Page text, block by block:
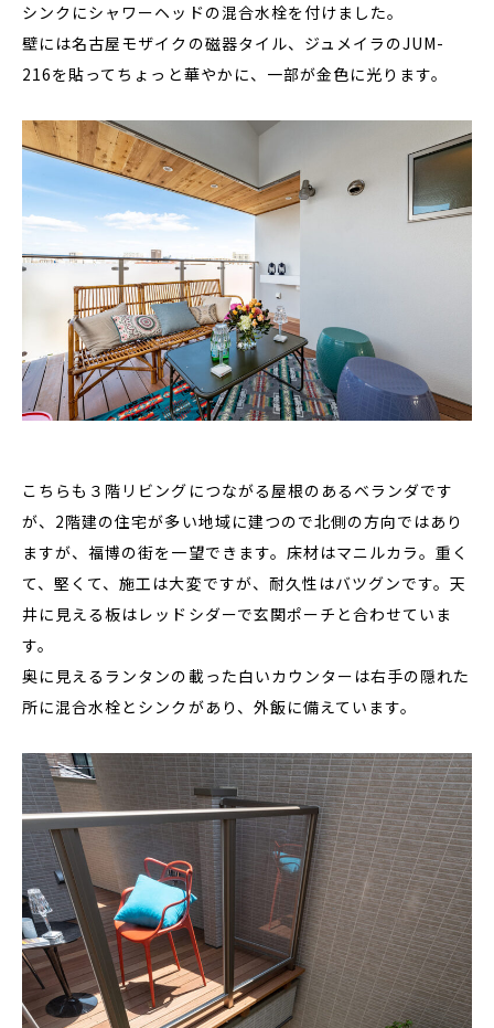
シンクにシャワーヘッドの混合水栓を付けました。
壁には名古屋モザイクの磁器タイル、ジュメイラのJUM-
216を貼ってちょっと華やかに、一部が金色に光ります。
こちらも３階リビングにつながる屋根のあるベランダです
が、2階建の住宅が多い地域に建つので北側の方向ではあり
ますが、福博の街を一望できます。床材はマニルカラ。重く
て、堅くて、施工は大変ですが、耐久性はバツグンです。天
井に見える板はレッドシダーで玄関ポーチと合わせていま
す。
奥に見えるランタンの載った白いカウンターは右手の隠れた
所に混合水栓とシンクがあり、外飯に備えています。